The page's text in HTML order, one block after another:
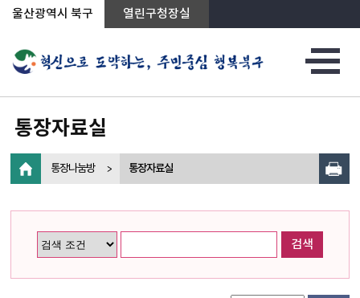
상단메뉴로 바로가기
전체메뉴로 바로가기
왼쪽메뉴로 바로가기
본문으로 바로가기
울산광역시 북구 열린구청장실
통장자료실
통장나눔방 통장자료실
검색